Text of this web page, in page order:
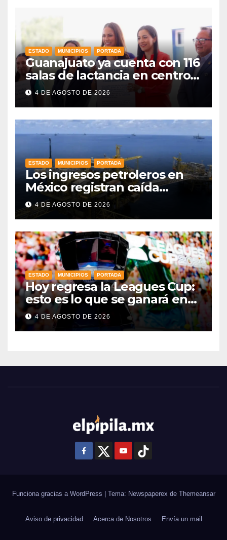
ESTADO MUNICIPIOS PORTADA
Guanajuato ya cuenta con 116
salas de lactancia en centros
de trabajo: Gobernadora
4 DE AGOSTO DE 2026
ESTADO MUNICIPIOS PORTADA
Los ingresos petroleros en
México registran caída
drástica en una década
4 DE AGOSTO DE 2026
ESTADO MUNICIPIOS PORTADA
Hoy regresa la Leagues Cup:
esto es lo que se ganará en
esta edición
4 DE AGOSTO DE 2026
Funciona gracias a WordPress Tema: Newspaperex de Themeansar
Aviso de privacidad Acerca de Nosotros Envía un mail